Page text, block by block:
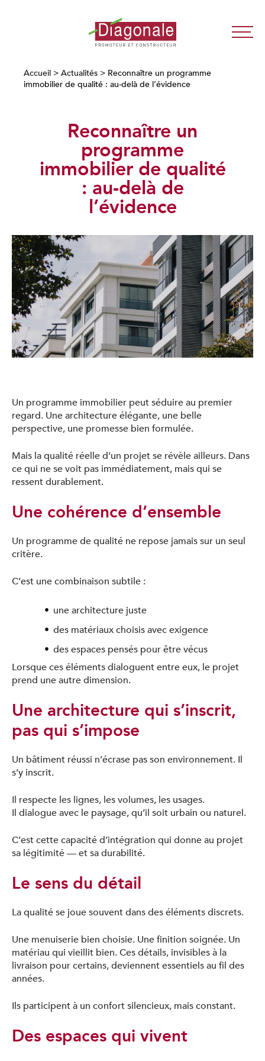
Diagonale
Promoteur
Immobilier
Paris
Accueil > Actualités > Reconnaître un programme
immobilier de qualité : au-delà de l’évidence
Reconnaître un
programme
immobilier de qualité
: au-delà de
l’évidence
Un programme immobilier peut séduire au premier
regard. Une architecture élégante, une belle
perspective, une promesse bien formulée.
Mais la qualité réelle d’un projet se révèle ailleurs. Dans
ce qui ne se voit pas immédiatement, mais qui se
ressent durablement.
Une cohérence d’ensemble
Un programme de qualité ne repose jamais sur un seul
critère.
C’est une combinaison subtile :
une architecture juste
des matériaux choisis avec exigence
des espaces pensés pour être vécus
Lorsque ces éléments dialoguent entre eux, le projet
prend une autre dimension.
Une architecture qui s’inscrit,
pas qui s’impose
Un bâtiment réussi n’écrase pas son environnement. Il
s’y inscrit.
Il respecte les lignes, les volumes, les usages.
Il dialogue avec le paysage, qu’il soit urbain ou naturel.
C’est cette capacité d’intégration qui donne au projet
sa légitimité — et sa durabilité.
Le sens du détail
La qualité se joue souvent dans des éléments discrets.
Une menuiserie bien choisie. Une finition soignée. Un
matériau qui vieillit bien. Ces détails, invisibles à la
livraison pour certains, deviennent essentiels au fil des
années.
Ils participent à un confort silencieux, mais constant.
Des espaces qui vivent